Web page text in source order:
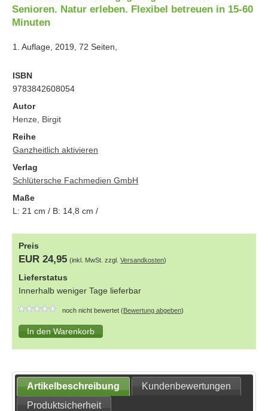
Senioren. Natur erleben. Flexibel betreuen in 15-60
Minuten
1. Auflage, 2019, 72 Seiten,
ISBN
9783842608054
Autor
Henze, Birgit
Reihe
Ganzheitlich aktivieren
Verlag
Schlütersche Fachmedien GmbH
Maße
L:21 cm / B: 14,8 cm /
Preis
EUR 24,95 (inkl. MwSt. zzgl.Versandkosten)
Lieferstatus
Innerhalb weniger Tage lieferbar
noch nicht bewertet (Bewertung abgeben)
Artikelbeschreibung
Kundenbewertungen
Produktsicherheit